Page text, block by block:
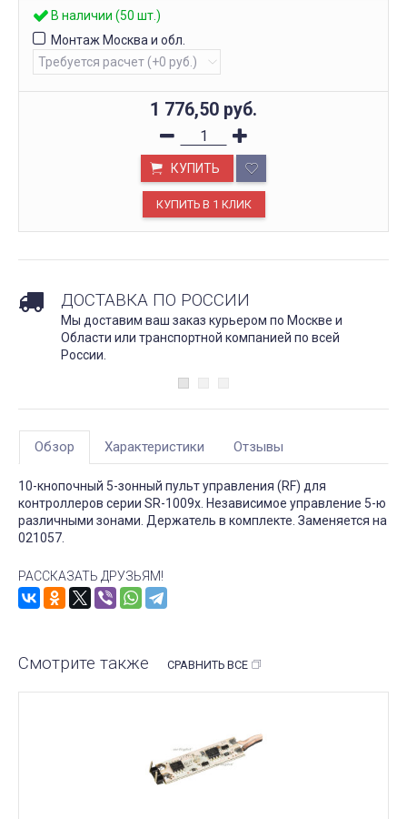
В наличии (50 шт.)
Монтаж Москва и обл.
1 776,50 руб.
КУПИТЬ
ДОСТАВКА ПО РОССИИ
Мы доставим ваш заказ курьером по Москве и
Области или транспортной компанией по всей
России.
Обзор Характеристики Отзывы
10-кнопочный 5-зонный пульт управления (RF) для
контроллеров серии SR-1009х. Независимое управление 5-ю
различными зонами. Держатель в комплекте. Заменяется на
021057.
РАССКАЗАТЬ ДРУЗЬЯМ!
Смотрите также СРАВНИТЬ ВСЕ